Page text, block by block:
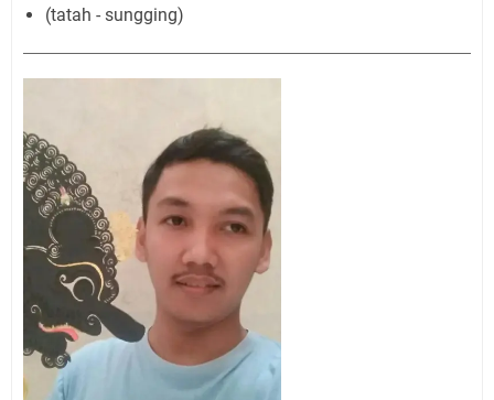
(tatah - sungging)